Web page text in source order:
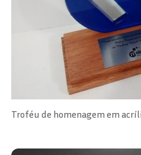
Troféu de homenagem em